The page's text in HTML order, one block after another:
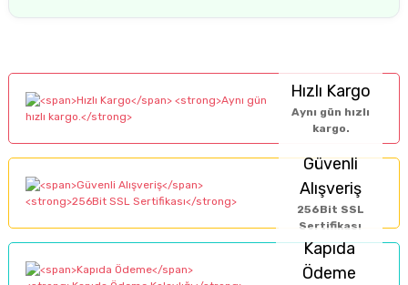
Hızlı Kargo
Aynı gün hızlı
kargo.
Güvenli
Alışveriş
256Bit SSL
Sertifikası
Kapıda
Ödeme